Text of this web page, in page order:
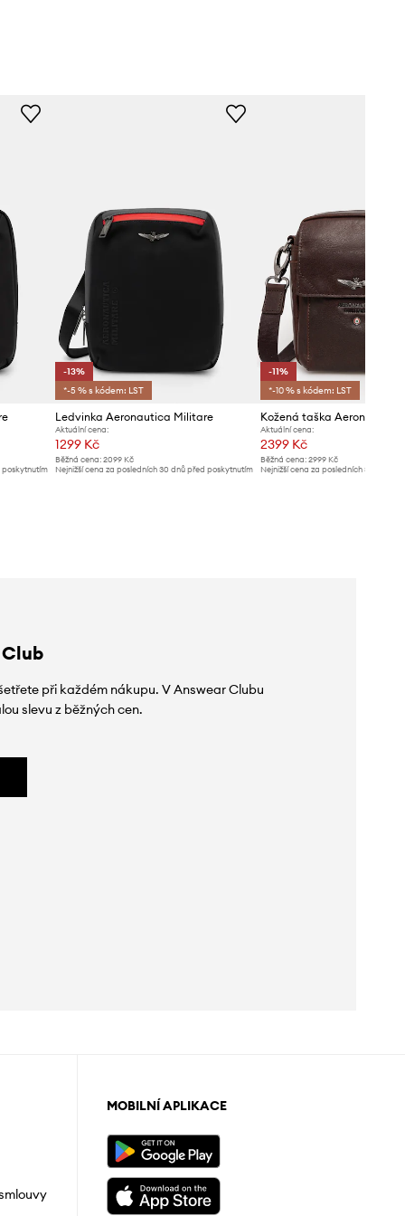
poskytnutím
-13%
*-5 % s kódem: LST
Ledvinka Aeronautica Militare
Aktuální cena:
1299 Kč
Běžná cena:2099 Kč
Nejnižší cena za posledních 30 dnů před poskytnutím
-11%
*-10 % s kódem: LST
Kožená taška Aeronautica
Aktuální cena:
2399 Kč
Běžná cena: 2999 Kč
Nejnižší cena za posledních 30 dnů
při každém nákupu. V Answear Clubu
slevu z běžných cen.
MOBILNÍ APLIKACE